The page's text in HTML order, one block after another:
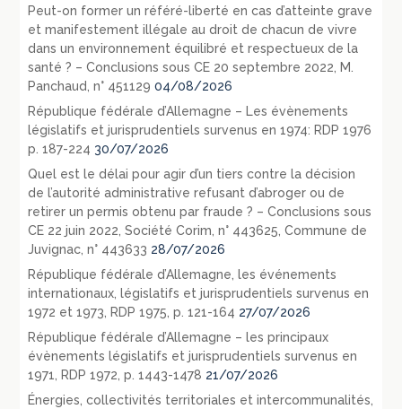
Peut-on former un référé-liberté en cas d’atteinte grave
et manifestement illégale au droit de chacun de vivre
dans un environnement équilibré et respectueux de la
santé ? – Conclusions sous CE 20 septembre 2022, M.
Panchaud, n° 451129 04/08/2026
République fédérale d’Allemagne – Les évènements
législatifs et jurisprudentiels survenus en 1974: RDP 1976
p. 187-224 30/07/2026
Quel est le délai pour agir d’un tiers contre la décision
de l’autorité administrative refusant d’abroger ou de
retirer un permis obtenu par fraude ? – Conclusions sous
CE 22 juin 2022, Société Corim, n° 443625, Commune de
Juvignac, n° 443633 28/07/2026
République fédérale d’Allemagne, les événements
internationaux, législatifs et jurisprudentiels survenus en
1972 et 1973, RDP 1975, p. 121-164 27/07/2026
République fédérale d’Allemagne – les principaux
évènements législatifs et jurisprudentiels survenus en
1971, RDP 1972, p. 1443-1478 21/07/2026
Énergies, collectivités territoriales et intercommunalités,